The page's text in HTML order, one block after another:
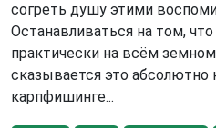
согреть душу этими
Останавливаться на том,
практически на всём
сказывается это абсолютно
карпфишинге...